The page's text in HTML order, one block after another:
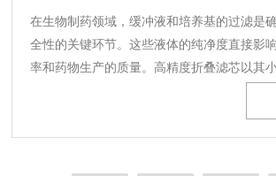
在生物制药领域，缓冲液和培养基的过滤是
全性的关键环节。这些液体的纯净度直接影
率和药物生产的质量。高精度折叠滤芯以其
更换的特点，成为缓冲液和培养基精细过滤
生产提供了可靠的保障。高精度过滤，确保